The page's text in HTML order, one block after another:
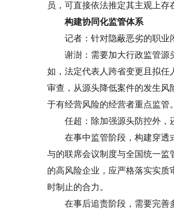
员，可直接依法推定其主观上存
构建协同化监管体系
记者：针对隐蔽恶劣的职业
谢澍：需要加大行政监管源
如，法定代表人跨省变更且拟
审查，从源头降低案件的发生
于有经营风险的经营者重点监管。
任超：除加强源头防控外，
在事中监管阶段，构建穿透
与的联席会议制度与全国统一监
的高风险企业，应严格落实实质
时制止的合力。
在事后追责阶段，需要完善